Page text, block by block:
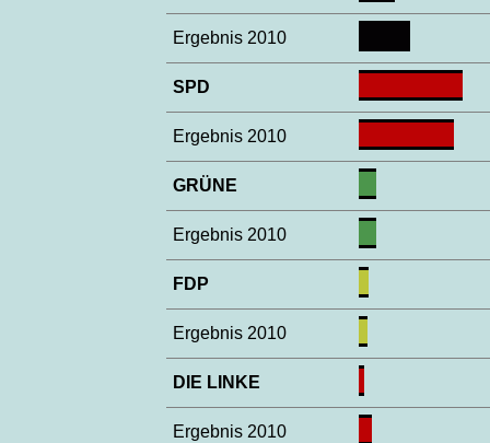
Ergebnis 2010
SPD
Ergebnis 2010
GRÜNE
Ergebnis 2010
FDP
Ergebnis 2010
DIE LINKE
Ergebnis 2010